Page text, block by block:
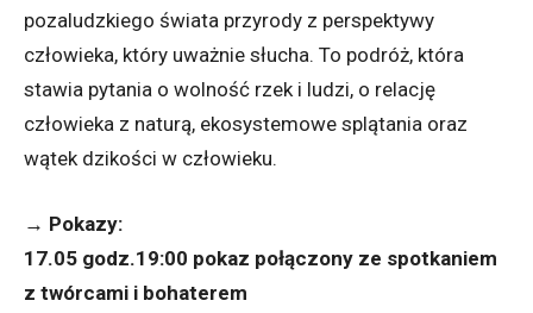
pozaludzkiego świata przyrody z perspektywy
człowieka, który uważnie słucha. To podróż, która
stawia pytania o wolność rzek i ludzi, o relację
człowieka z naturą, ekosystemowe splątania oraz
wątek dzikości w człowieku.
→ Pokazy:
17.05 godz.19:00 pokaz połączony ze spotkaniem
z twórcami i bohaterem